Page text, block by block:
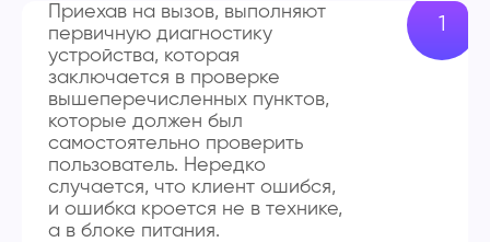
Приехав на вызов, выполняют
первичную диагностику
устройства, которая
заключается в проверке
вышеперечисленных пунктов,
которые должен был
самостоятельно проверить
пользователь. Нередко
случается, что клиент ошибся,
и ошибка кроется не в технике,
а в блоке питания.